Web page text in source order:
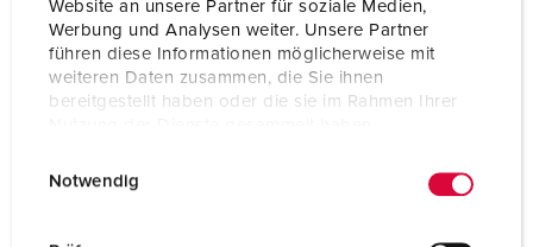
Website an unsere Partner für soziale Medien,
Werbung und Analysen weiter. Unsere Partner
führen diese Informationen möglicherweise mit
weiteren Daten zusammen, die Sie ihnen
bereitgestellt haben oder die sie im Rahmen Ihrer
Notwendig
EverGUM Produkte